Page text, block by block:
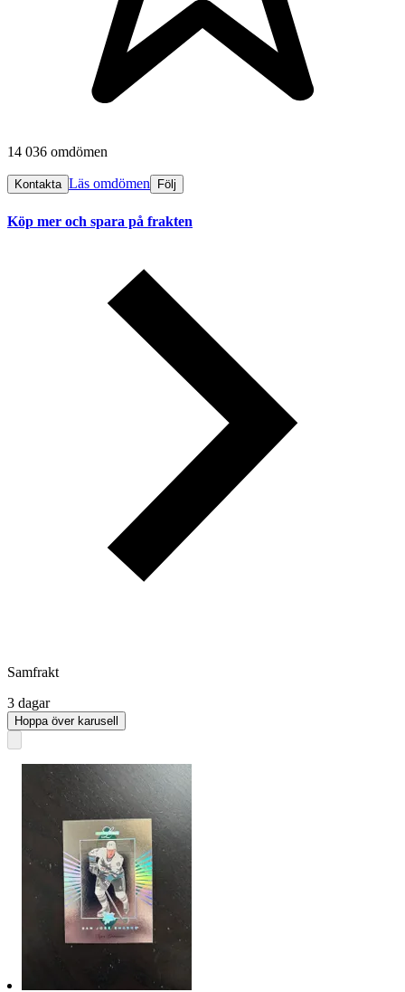
14 036 omdömen
Kontakta Läs omdömen Följ
Köp mer och spara på frakten
Samfrakt
3 dagar
Hoppa över karusell